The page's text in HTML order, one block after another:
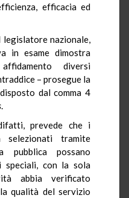
efficacia ed
legislatore nazionale,
in esame dimostra
diversi
– prosegue la
dal comma 4
.
prevede che i
tramite
pubblica possano
speciali, con la sola
abbia verificato
qualità del servizio